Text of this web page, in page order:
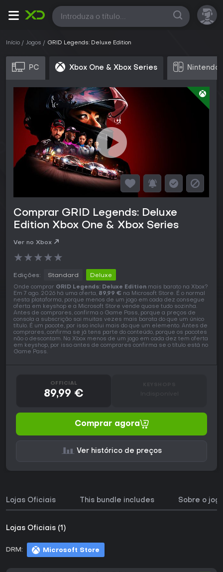
Todas
Início Jogos GRID Legends: Deluxe Edition
PC Xbox One & Xbox Series Nintendo
Comprar GRID Legends: Deluxe
Edition Xbox One & Xbox Series
Ver no Xbox
★★★★★
Edições: Standard Deluxe
Onde comprar GRID Legends: Deluxe Edition mais barato na Xbox?
Em 7 ago. 2026 há uma oferta, 89,99 € na Microsoft Store. É o normal
nesta plataforma, porque menos de um jogo em cada dez consegue
oferta em keyshop e a Microsoft Store vende quase tudo sozinha.
Antes de comprares, confirma o Game Pass, porque a preços de
consola a subscrição sai muitas vezes mais barata do que um único
título. É um pacote, por isso inclui mais do que um elemento. Antes de
comprares, confirma se já tens parte do conteúdo, porque os pacotes
não o descontam. Na Xbox menos de um jogo em cada dez tem oferta
em keyshop, por isso antes de comprares confirma se o título está no
Game Pass.
OFFICIAL
89,99 € Indisponível
Comprar agora
Ver histórico de preços
Lojas Oficiais This bundle includes Sobre o
Lojas Oficiais (1)
DRM: Microsoft Store